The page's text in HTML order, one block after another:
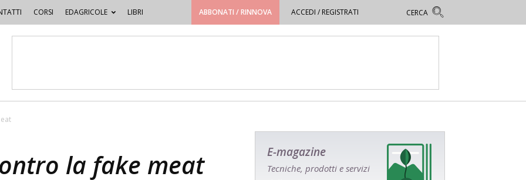
CORSI EDAGRICOLE LIBRI ABBONATI / RINNOVA ACCEDI / REGISTRATI
la fake meat E-magazine
Tecniche, prodotti e servizi